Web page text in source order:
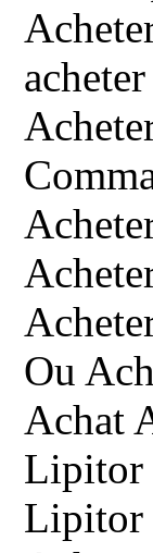
Ou
Achat
Lipitor
Lipitor